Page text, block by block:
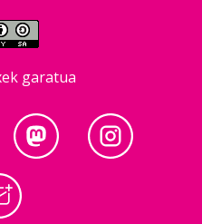
garatua